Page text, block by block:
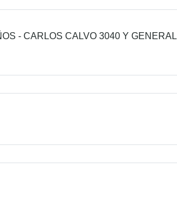
- CARLOS CALVO 3040 Y GENERAL